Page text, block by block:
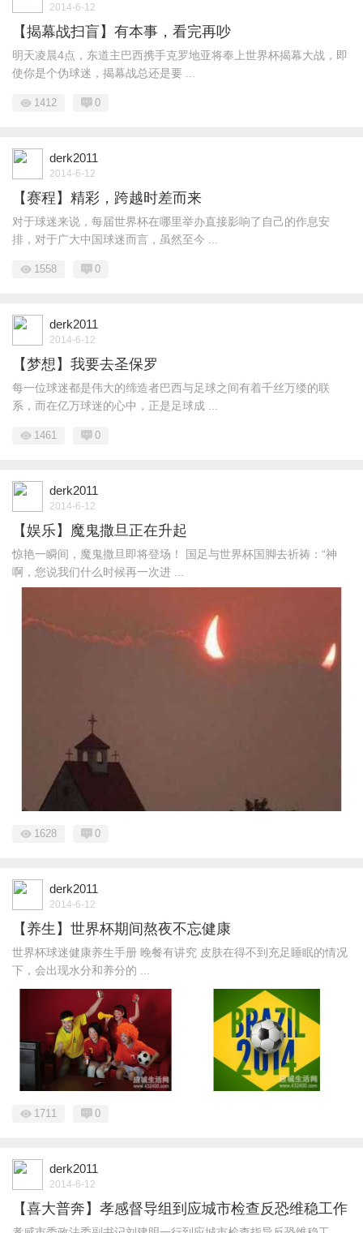
2014-6-12
【揭幕战扫盲】有本事，看完再吵
明天凌晨4点，东道主巴西携手克罗地亚将奉上世界杯揭幕大战，即
使你是个伪球迷，揭幕战总还是要 ...
1412 0
derk2011
2014-6-12
【赛程】精彩，跨越时差而来
对于球迷来说，每届世界杯在哪里举办直接影响了自己的作息安
排，对于广大中国球迷而言，虽然至今 ...
1558 0
derk2011
2014-6-12
【梦想】我要去圣保罗
每一位球迷都是伟大的缔造者巴西与足球之间有着千丝万缕的联
系，而在亿万球迷的心中，正是足球成 ...
1461 0
derk2011
2014-6-12
【娱乐】魔鬼撒旦正在升起
惊艳一瞬间，魔鬼撒旦即将登场！ 国足与世界杯国脚去祈祷：“神
啊，您说我们什么时候再一次进 ...
1628 0
derk2011
2014-6-12
【养生】世界杯期间熬夜不忘健康
世界杯球迷健康养生手册 晚餐有讲究 皮肤在得不到充足睡眠的情况
下，会出现水分和养分的 ...
1711 0
derk2011
2014-6-12
【喜大普奔】孝感督导组到应城市检查反恐维稳工作